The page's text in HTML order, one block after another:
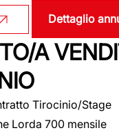
Dettaglio
A
Tirocinio/Stage
Lorda 700 mensile